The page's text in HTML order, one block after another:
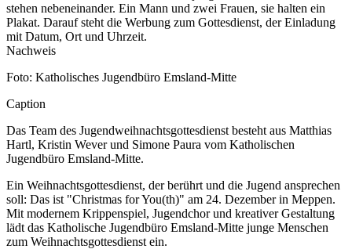
Nachweis
Foto: Katholisches Jugendbüro Emsland-Mitte
Caption
Das Team des Jugendweihnachtsgottesdienst besteht aus Matthias
Hartl, Kristin Wever und Simone Paura vom Katholischen
Jugendbüro Emsland-Mitte.
Ein Weihnachtsgottesdienst, der berührt und die Jugend ansprechen
soll: Das ist "Christmas for You(th)" am 24. Dezember in Meppen.
Mit modernem Krippenspiel, Jugendchor und kreativer Gestaltung
lädt das Katholische Jugendbüro Emsland-Mitte junge Menschen
zum Weihnachtsgottesdienst ein.